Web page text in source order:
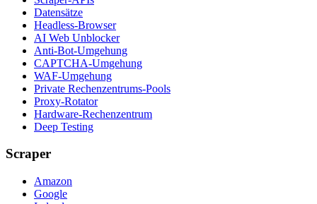
Datensätze
Headless-Browser
AI Web Unblocker
Anti-Bot-Umgehung
CAPTCHA-Umgehung
WAF-Umgehung
Private Rechenzentrums-Pools
Proxy-Rotator
Hardware-Rechenzentrum
Deep Testing
Scraper
Amazon
Google